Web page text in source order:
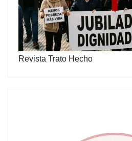
Revista Trato Hecho